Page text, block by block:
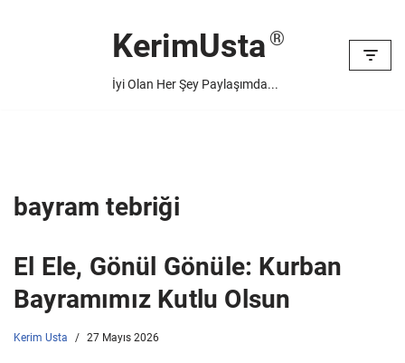
KerimUsta
İyi Olan Her Şey Paylaşımda...
bayram tebriği
El Ele, Gönül Gönüle: Kurban
Bayramımız Kutlu Olsun
Kerim Usta 27 Mayıs 2026